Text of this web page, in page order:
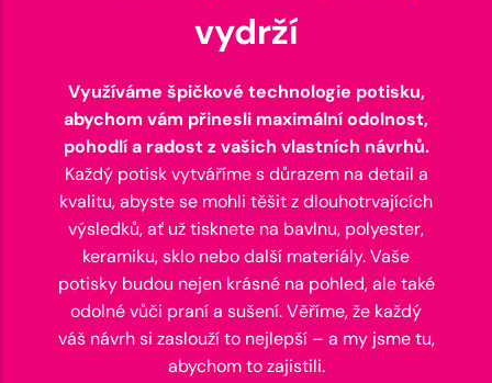
vydrží
Využíváme špičkové technologie potisku,
abychom vám přinesli maximální odolnost,
pohodlí a radost z vašich vlastních návrhů.
Každý potisk vytváříme s důrazem na detail a
kvalitu, abyste se mohli těšit z dlouhotrvajících
výsledků, ať už tisknete na bavlnu, polyester,
keramiku, sklo nebo další materiály. Vaše
potisky budou nejen krásné na pohled, ale také
odolné vůči praní a sušení. Věříme, že každý
váš návrh si zaslouží to nejlepší – a my jsme tu,
abychom to zajistili.